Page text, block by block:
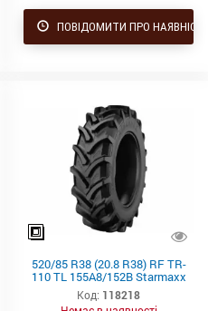
ПОВІДОМИТИ ПРО
520/85 R38 (20.8 R38) RF TR-
110 TL 155A8/152B Starmaxx
Код: 118218